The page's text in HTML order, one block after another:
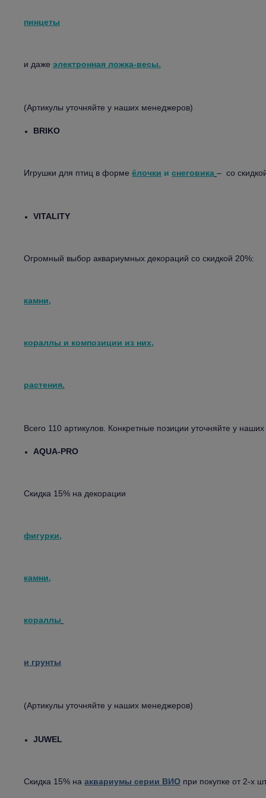
пинцеты
и даже электронная ложка-весы.
(Артикулы уточняйте у наших менеджеров)
BRIKO
Игрушки для птиц в форме ёлочки и снеговика – со
VITALITY
Огромный выбор аквариумных декораций со скидкой 20%:
камни,
кораллы и композиции из них,
растения.
Всего 110 артикулов. Конкретные позиции уточняйте у
AQUA-PRO
Скидка 15% на декорации
фигурки,
камни,
кораллы
и грунты
(Артикулы уточняйте у наших менеджеров)
JUWEL
Скидка 15% на аквариумы серии ВИО при покупке от 2-х